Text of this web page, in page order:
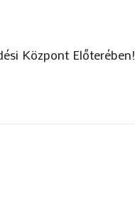
Központ Előterében!